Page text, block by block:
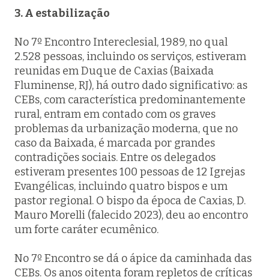
3. A estabilização
No 7º Encontro Intereclesial, 1989, no qual
2.528 pessoas, incluindo os serviços, estiveram
reunidas em Duque de Caxias (Baixada
Fluminense, RJ), há outro dado significativo: as
CEBs, com característica predominantemente
rural, entram em contado com os graves
problemas da urbanização moderna, que no
caso da Baixada, é marcada por grandes
contradições sociais. Entre os delegados
estiveram presentes 100 pessoas de 12 Igrejas
Evangélicas, incluindo quatro bispos e um
pastor regional. O bispo da época de Caxias, D.
Mauro Morelli (falecido 2023), deu ao encontro
um forte caráter ecumênico.
No 7º Encontro se dá o ápice da caminhada das
CEBs. Os anos oitenta foram repletos de críticas